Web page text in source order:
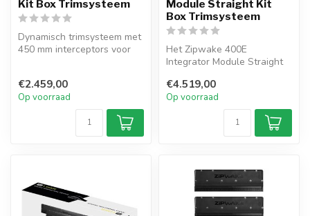
Kit Box Trimsysteem
Dynamisch trimsysteem met
450 mm interceptors voor
€2.459,00
Op voorraad
Module Straight Kit
Box Trimsysteem
Het Zipwake 400E
Integrator Module Straight
dynamisch...
€4.519,00
Op voorraad